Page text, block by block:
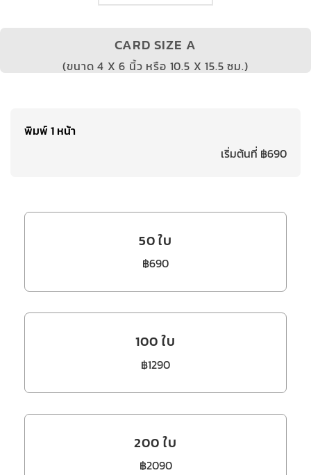
CARD SIZE A
(ขนาด 4 X 6 นิ้ว หรือ 10.5 X 15.5 ซม.)
พิมพ์ 1 หน้า
เริ่มต้นที่ ฿690
50 ใบ
฿690
100 ใบ
฿1290
200 ใบ
฿2090